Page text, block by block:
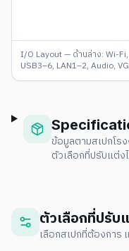
I/O Layout — ด้านล่าง: Wi-
USB3–6, LAN1–2, Audio,
ข้อมูลตามสเปกโร
ตัวเลือกที่ปรับแต่ง
ตัวเลือกที่ปรับ
เลือกสเปกที่ต้องการ